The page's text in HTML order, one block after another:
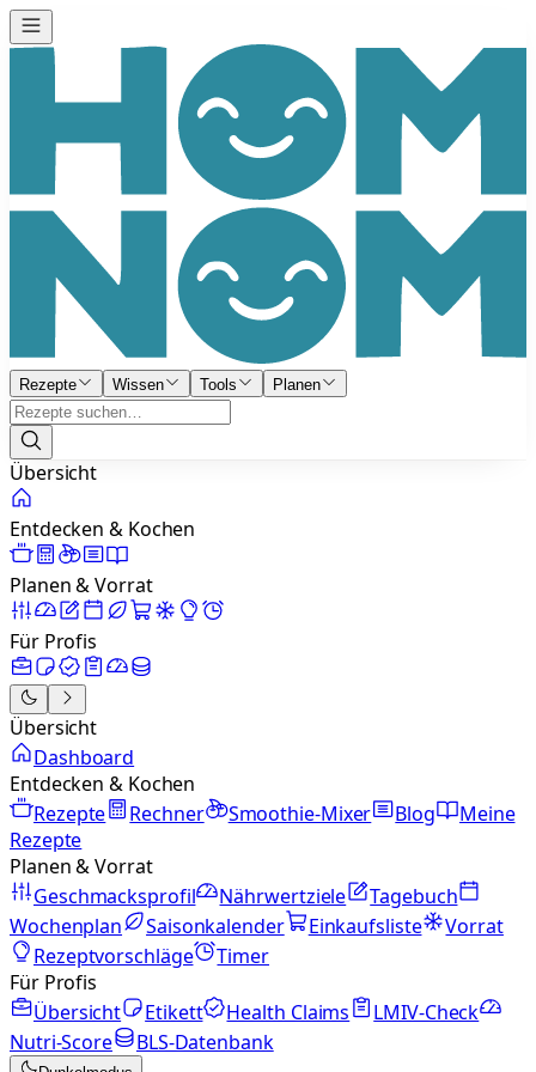
Rezepte Wissen Tools Planen
Übersicht
Entdecken & Kochen
Planen & Vorrat
Für Profis
Übersicht
Dashboard
Entdecken & Kochen
Rezepte
Rechner Smoothie-Mixer Blog
Meine
Rezepte
Planen & Vorrat
Geschmacksprofil
Nährwertziele
Tagebuch
Wochenplan
Saisonkalender Einkaufsliste
Vorrat
Rezeptvorschläge
Timer
Für Profis
Übersicht
Etikett Health Claims
LMIV-Check
Nutri-Score
BLS-Datenbank